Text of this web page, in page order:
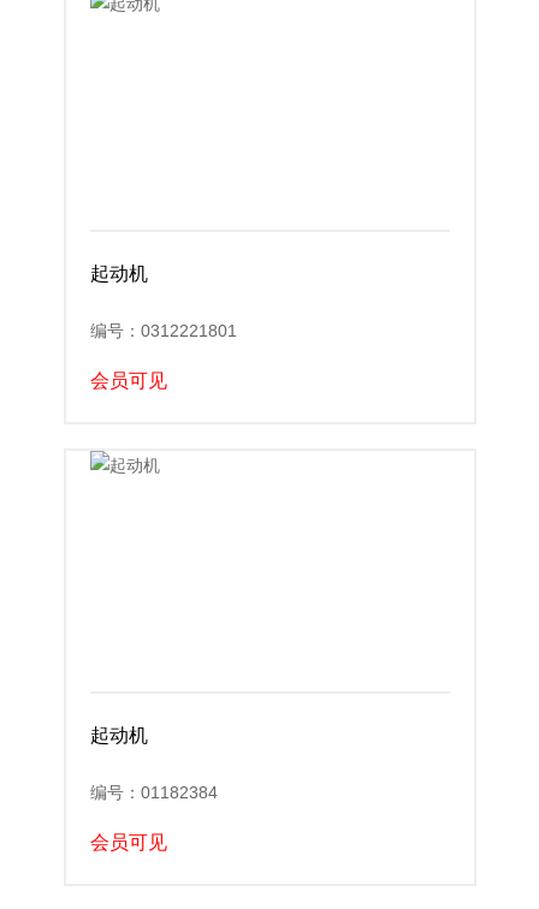
起动机
编号：0312221801
会员可见
起动机
编号：01182384
会员可见